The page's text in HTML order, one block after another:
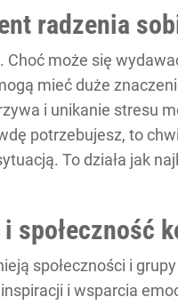
radzenia
może się
mieć duże
i unikanie stresu
potrzebujesz, to
To działa jak
społeczność
społeczności i
i wsparcia